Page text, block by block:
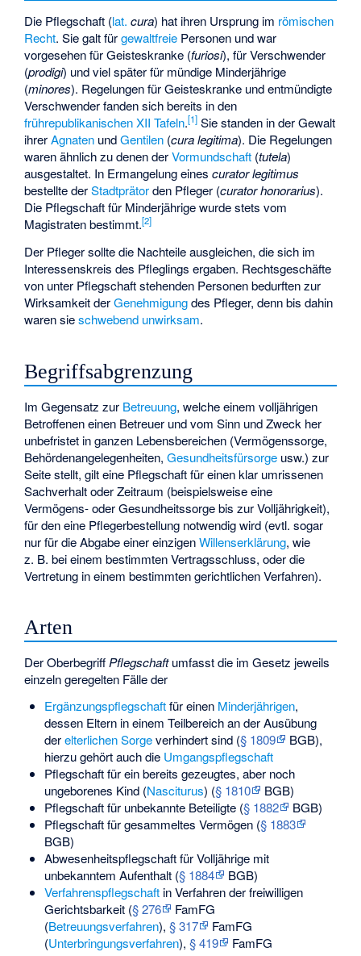
Die Pflegschaft (lat. cura) hat ihren Ursprung im römischen
Recht. Sie galt fürgewaltfreie Personen und war
vorgesehen für Geisteskranke (furiosi), für Verschwender
(prodigi) und viel später für mündige Minderjährige
(minores). Regelungen für Geisteskranke und entmündigte
Verschwender fanden sich bereits in den
frührepublikanischen XII Tafeln.[1] Sie standen in der Gewalt
ihrerAgnaten undGentilen (cura legitima). Die Regelungen
waren ähnlich zu denen derVormundschaft (tutela)
ausgestaltet. In Ermangelung einescurator legitimus
bestellte derStadtprätorden Pfleger (curator honorarius).
Die Pflegschaft für Minderjährige wurde stets vom
Magistraten bestimmt.[2]
Der Pfleger sollte die Nachteile ausgleichen, die sich im
Interessenskreis des Pfleglings ergaben. Rechtsgeschäfte
von unter Pflegschaft stehenden Personen bedurften zur
Wirksamkeit derGenehmigungdes Pfleger, denn bis dahin
waren sieschwebend unwirksam.
Begriffsabgrenzung
Im Gegensatz zur Betreuung, welche einem volljährigen
Betroffenen einen Betreuer und vom Sinn und Zweck her
unbefristet in ganzen Lebensbereichen (Vermögenssorge,
Behördenangelegenheiten,Gesundheitsfürsorge usw.) zur
Seite stellt, gilt eine Pflegschaft für einen klar umrissenen
Sachverhalt oder Zeitraum (beispielsweise eine
Vermögens- oder Gesundheitssorge bis zur Volljährigkeit),
für den eine Pflegerbestellung notwendig wird (evtl. sogar
nur für die Abgabe einer einzigenWillenserklärung, wie
z. B. bei einem bestimmten Vertragsschluss, oder die
Vertretung in einem bestimmten gerichtlichen Verfahren).
Arten
Der Oberbegriff Pflegschaftumfasst die im Gesetz jeweils
einzeln geregelten Fälle der
Ergänzungspflegschaftfür einen Minderjährigen,
dessen Eltern in einem Teilbereich an der Ausübung
derelterlichen Sorgeverhindert sind (§ 1809
BGB),
hierzu gehört auch die Umgangspflegschaft
Pflegschaft für ein bereits gezeugtes, aber noch
ungeborenes Kind (Nasciturus) (§ 1810
BGB)
Pflegschaft für unbekannte Beteiligte (§ 1882
BGB)
Pflegschaft für gesammeltes Vermögen (§ 1883
BGB)
Abwesenheitspflegschaftfür Volljährige mit
unbekanntem Aufenthalt (§ 1884
BGB)
Verfahrenspflegschaftin Verfahren der freiwilligen
Gerichtsbarkeit (§ 276
FamFG
(Betreuungsverfahren), § 317
FamFG
(Unterbringungsverfahren), § 419
FamFG